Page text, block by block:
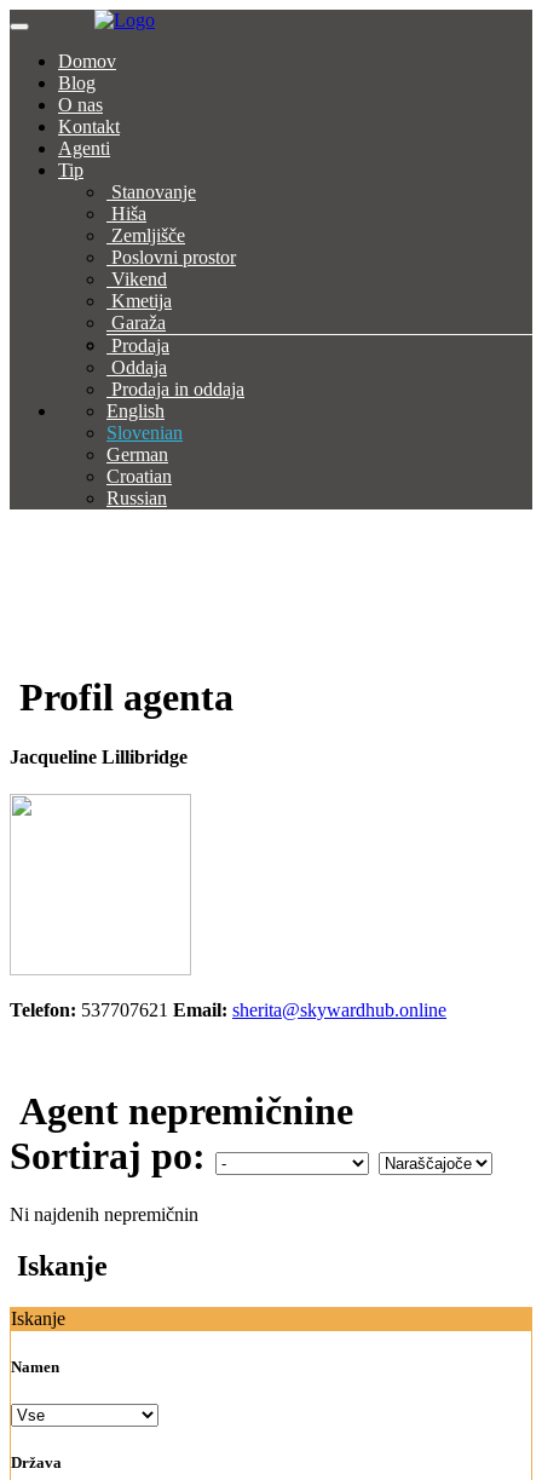
Domov
Blog
O nas
Kontakt
Agenti
Tip
Stanovanje
Hiša
Zemljišče
Poslovni prostor
Vikend
Kmetija
Garaža
Prodaja
Oddaja
Prodaja in oddaja
English
Slovenian
German
Croatian
Russian
Profil agenta
Jacqueline Lillibridge
Telefon: 537707621 Email: sherita@skywardhub.online
Agent nepremičnine
Sortiraj po:
Ni najdenih nepremičnin
Iskanje
Iskanje
Namen
Država